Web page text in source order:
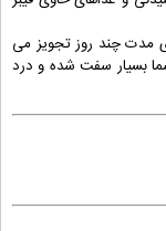
مدت چند روز تجویز می
بسیار سفت شده و درد